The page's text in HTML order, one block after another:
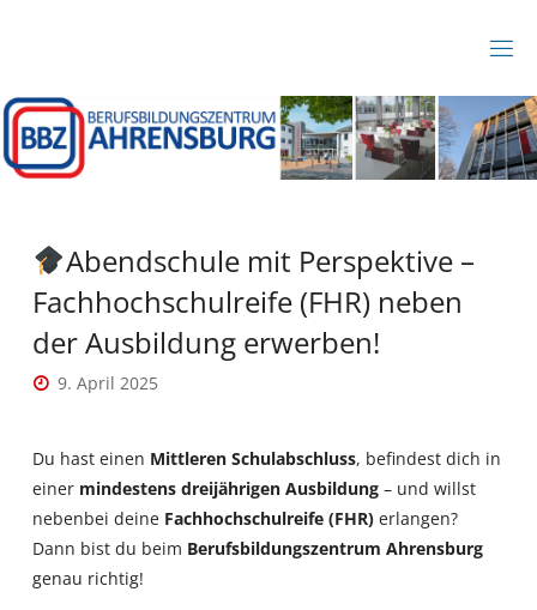
BZ
A
HR
B
R
Abendschule mit Perspektive –
Fachhochschulreife (FHR) neben
der Ausbildung erwerben!
9. April 2025
Du hast einen Mittleren Schulabschluss, befindest dich in
einer mindestens dreijährigen Ausbildung– und willst
nebenbei deine Fachhochschulreife (FHR)erlangen?
Dann bist du beim Berufsbildungszentrum Ahrensburg
genau richtig!